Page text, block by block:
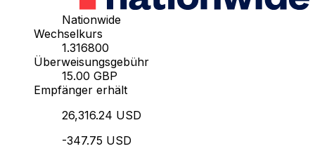
Nationwide
Wechselkurs
1.316800
Überweisungsgebühr
15.00 GBP
Empfänger erhält
26,316.24 USD
-347.75 USD